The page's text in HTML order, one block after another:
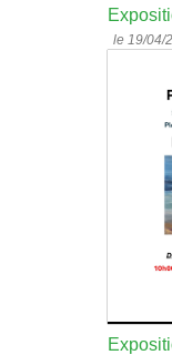
le 19/04/